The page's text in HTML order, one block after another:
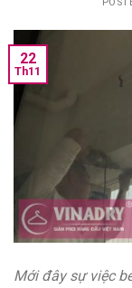
22
Th11
Mới đây sự việc